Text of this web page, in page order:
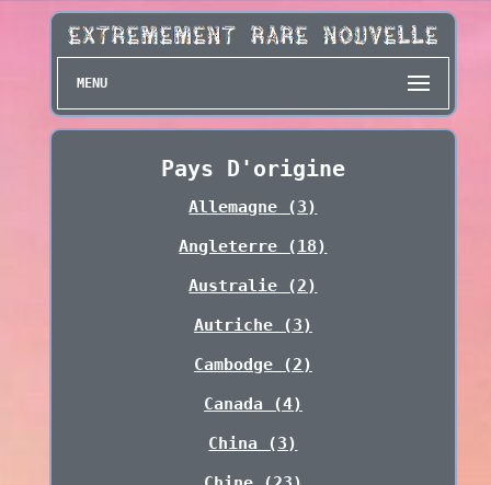
MENU
Pays D'origine
Allemagne (3)
Angleterre (18)
Australie (2)
Autriche (3)
Cambodge (2)
Canada (4)
China (3)